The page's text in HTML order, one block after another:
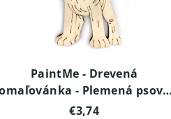
PaintMe - Drevená
- Plemená psov -
Boxer
€3,74